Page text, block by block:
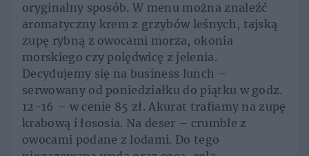
oryginalny sposób. W menu można znaleźć
aromatyczny krem z grzybów leśnych, tajską
zupę rybną z owocami morza, okonia
morskiego czy polędwicę z jelenia.
Decydujemy się na business lunch –
serwowany od poniedziałku do piątku w godz.
12-16 – w cenie 85 zł. Akurat trafiamy na zupę
krabową i łososia. Na deser – crumble z
owocami podane z lodami. Do tego